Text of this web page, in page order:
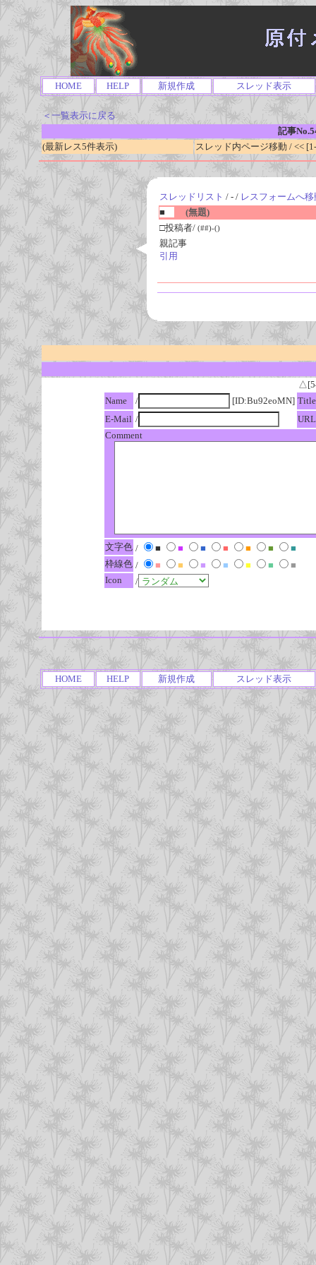
HOME HELP 新規作成 スレッド表示
＜一覧表示に戻る
記事
(最新レス5件表示)
スレッド内ページ移動 / <<
スレッドリスト / - / レスフォームへ移
■
(無題)
□投稿者/ (##)-()
親記事
引用
Name
/ [ID:Bu92eoMN] Title
E-Mail /
URL
Comment
文字色 / ■ ■ ■ ■ ■ ■
■
枠線色 / ■ ■ ■ ■ ■ ■
■
Icon
/
HOME HELP 新規作成 スレッド表示